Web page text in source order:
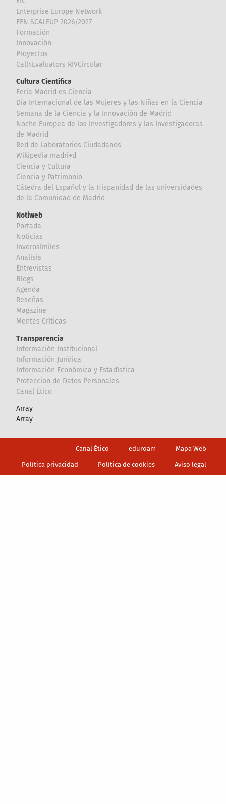
Enterprise Europe Network
EEN SCALEUP 2026/2027
Formación
Innovación
Proyectos
Call4Evaluators RIVCircular
Cultura Científica
Feria Madrid es Ciencia
Día Internacional de las Mujeres y las Niñas en la Ciencia
Semana de la Ciencia y la Innovación de Madrid
Noche Europea de los Investigadores y las Investigadoras
de Madrid
Red de Laboratorios Ciudadanos
Wikipedia madri+d
Ciencia y Cultura
Ciencia y Patrimonio
Cátedra del Español y la Hispanidad de las universidades
de la Comunidad de Madrid
Notiweb
Portada
Noticias
Inverosímiles
Analisis
Entrevistas
Blogs
Agenda
Reseñas
Magazine
Mentes Críticas
Transparencia
Información Institucional
Información Jurídica
Información Económica y Estadística
Proteccion de Datos Personales
Canal Ético
Array
Array
Canal Ético eduroam Mapa Web
Política privacidad Política de cookies Aviso legal